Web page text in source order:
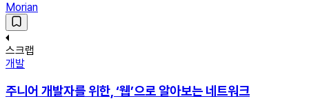
Morian
스크랩
개발
주니어 개발자를 위한, ‘웹’으로 알아보는 네트워크